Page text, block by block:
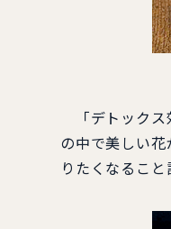
「デトックス
の中で美しい
りたくなるこ